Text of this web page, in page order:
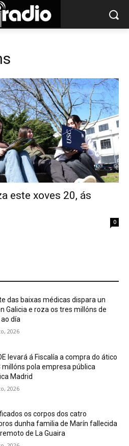
este xoves 20, ás
0
das baixas médicas dispara un
Galicia e roza os tres millóns de
día
2026
levará á Fiscalía a compra do ático
millóns pola empresa pública
Madrid
2026
os corpos dos catro
dunha familia de Marín fallecida
de La Guaira